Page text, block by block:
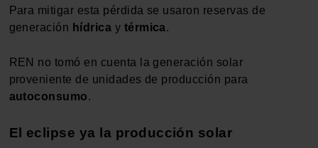
Para mitigar esta pérdida se usaron reservas de
generación hídrica y térmica.
REN no tomó en cuenta la generación solar
proveniente de unidades de producción para
autoconsumo.
El eclipse ya la producción solar